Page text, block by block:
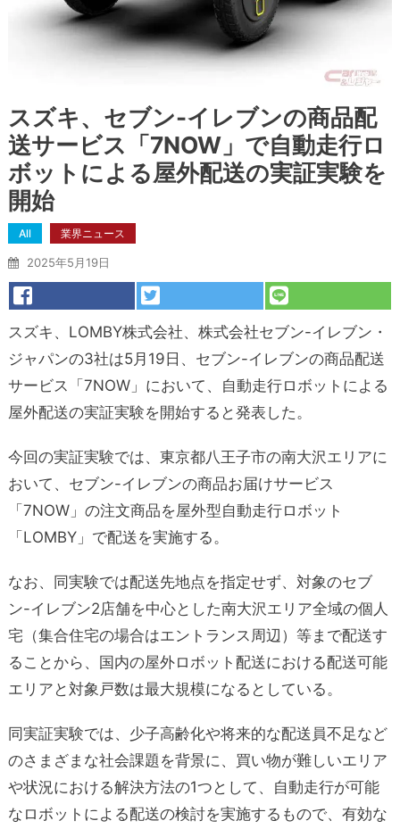
スズキ、セブン-イレブンの商品配
送サービス「7NOW」で自動走行ロ
ボットによる屋外配送の実証実験を
開始
All 業界ニュース
2025年5月19日
スズキ、LOMBY株式会社、株式会社セブン-イレブン・
ジャパンの3社は5月19日、セブン-イレブンの商品配送
サービス「7NOW」において、自動走行ロボットによる
屋外配送の実証実験を開始すると発表した。
今回の実証実験では、東京都八王子市の南大沢エリアに
おいて、セブン-イレブンの商品お届けサービス
「7NOW」の注文商品を屋外型自動走行ロボット
「LOMBY」で配送を実施する。
なお、同実験では配送先地点を指定せず、対象のセブ
ン-イレブン2店舗を中心とした南大沢エリア全域の個人
宅（集合住宅の場合はエントランス周辺）等まで配送す
ることから、国内の屋外ロボット配送における配送可能
エリアと対象戸数は最大規模になるとしている。
同実証実験では、少子高齢化や将来的な配送員不足など
のさまざまな社会課題を背景に、買い物が難しいエリア
や状況における解決方法の1つとして、自動走行が可能
なロボットによる配送の検討を実施するもので、有効な